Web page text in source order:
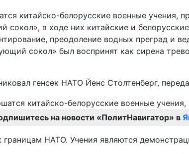
китайско-белорусские военные
сокол», в ходе них китайские и
преодоление водных преград и
сокол» был воспринят как сирена
генсек НАТО Йенс Столтенберг,
на новости «ПолитНавигатор» в
границам НАТО. Учения являются